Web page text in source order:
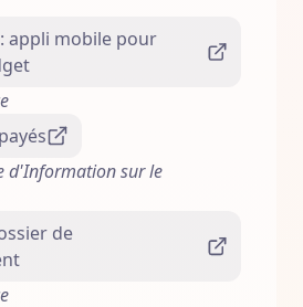
appli mobile pour
d'Information sur le
de